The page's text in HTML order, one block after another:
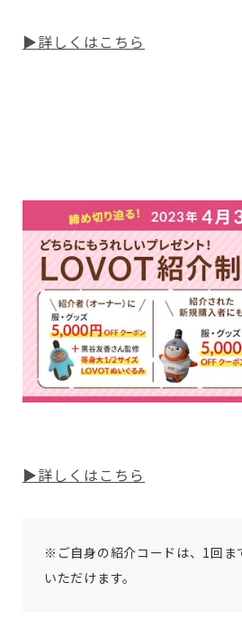
▶詳しくはこちら
▶詳しくはこちら
※ご自身の紹介コードは、1回ま
いただけます。